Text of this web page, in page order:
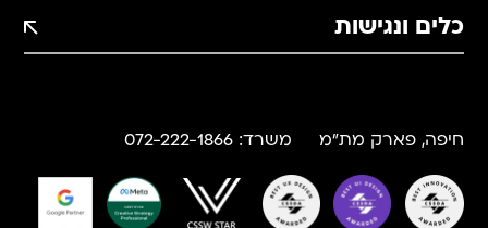
כלים ונגישות
חיפה, פארק מת"מ משרד:072-222-1866